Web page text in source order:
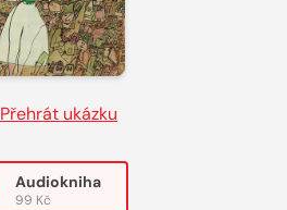
Přehrát ukázku
Audiokniha
99 Kč